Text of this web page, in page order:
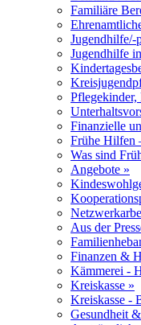
Familiäre
Jugendhilfe/-
Jugendhilfe
Pflegekinder,
Finanzielle
Frühe Hilfen
Was sind
Angebote »
Aus der
Finanzen &
Kämmerei -
Kreiskasse »
Kreiskasse -
Gesundheit